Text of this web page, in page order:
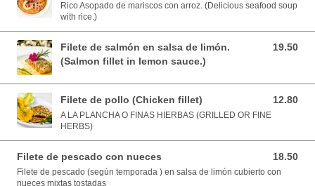
Rico Asopado de mariscos con arroz. (Delicious seafood soup
with rice.)
Filete de salmón en salsa de limón.
(Salmon fillet in lemon sauce.)
19.50
19.50 USD
Filete de pollo (Chicken fillet) 12.80
12.80 USD
A LA PLANCHA O FINAS HIERBAS (GRILLED OR FINE
HERBS)
Filete de pescado con nueces 18.50
18.50 USD
Filete de pescado (según temporada ) en salsa de limón cubierto con
nueces mixtas tostadas